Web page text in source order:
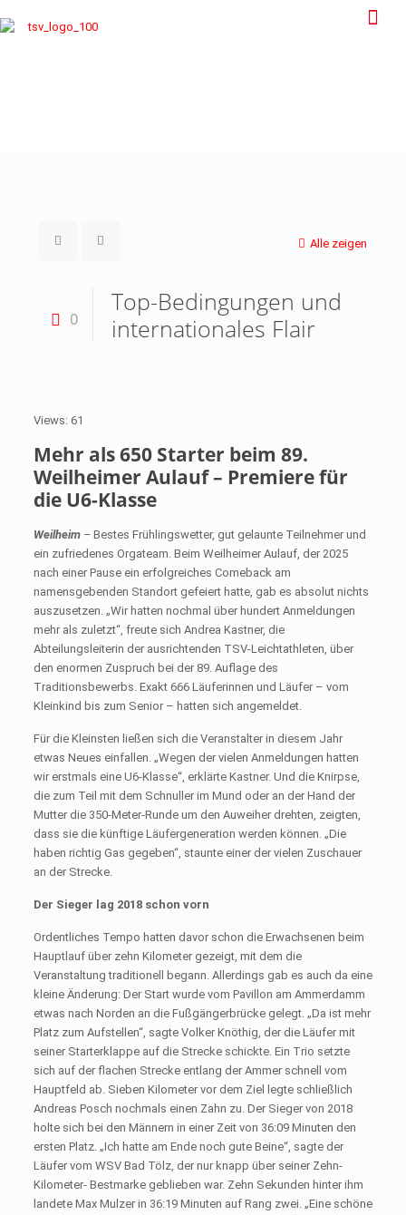
Alle zeigen
0
Top-Bedingungen und
internationales Flair
Views: 61
Mehr als 650 Starter beim 89.
Weilheimer Aulauf – Premiere für
die U6-Klasse
Weilheim– Bestes Frühlingswetter, gut gelaunte Teilnehmer und
ein zufriedenes Orgateam. Beim Weilheimer Aulauf, der 2025
nach einer Pause ein erfolgreiches Comeback am
namensgebenden Standort gefeiert hatte, gab es absolut nichts
auszusetzen. „Wir hatten nochmal über hundert Anmeldungen
mehr als zuletzt“, freute sich Andrea Kastner, die
Abteilungsleiterin der ausrichtenden TSV-Leichtathleten, über
den enormen Zuspruch bei der 89. Auflage des
Traditionsbewerbs. Exakt 666 Läuferinnen und Läufer – vom
Kleinkind bis zum Senior – hatten sich angemeldet.
Für die Kleinsten ließen sich die Veranstalter in diesem Jahr
etwas Neues einfallen. „Wegen der vielen Anmeldungen hatten
wir erstmals eine U6-Klasse“, erklärte Kastner. Und die Knirpse,
die zum Teil mit dem Schnuller im Mund oder an der Hand der
Mutter die 350-Meter-Runde um den Auweiher drehten, zeigten,
dass sie die künftige Läufergeneration werden können. „Die
haben richtig Gas gegeben“, staunte einer der vielen Zuschauer
an der Strecke.
Der Sieger lag 2018 schon vorn
Ordentliches Tempo hatten davor schon die Erwachsenen beim
Hauptlauf über zehn Kilometer gezeigt, mit dem die
Veranstaltung traditionell begann. Allerdings gab es auch da eine
kleine Änderung: Der Start wurde vom Pavillon am Ammerdamm
etwas nach Norden an die Fußgängerbrücke gelegt. „Da ist mehr
Platz zum Aufstellen“, sagte Volker Knöthig, der die Läufer mit
seiner Starterklappe auf die Strecke schickte. Ein Trio setzte
sich auf der flachen Strecke entlang der Ammer schnell vom
Hauptfeld ab. Sieben Kilometer vor dem Ziel legte schließlich
Andreas Posch nochmals einen Zahn zu. Der Sieger von 2018
holte sich bei den Männern in einer Zeit von 36:09 Minuten den
ersten Platz. „Ich hatte am Ende noch gute Beine“, sagte der
Läufer vom WSV Bad Tölz, der nur knapp über seiner Zehn-
Kilometer- Bestmarke geblieben war. Zehn Sekunden hinter ihm
landete Max Mulzer in 36:19 Minuten auf Rang zwei. „Eine schöne